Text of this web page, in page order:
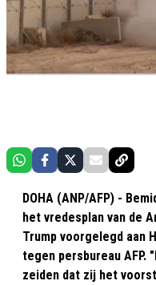
DOHA (ANP/AFP) -
het vredesplan van de
Trump voorgelegd aan
tegen persbureau AFP.
zeiden dat zij het